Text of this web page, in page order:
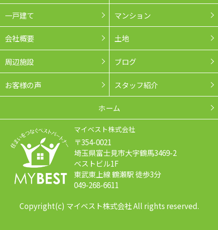
一戸建て マンション
会社概要 土地
周辺施設 ブログ
お客様の声 スタッフ紹介
ホーム
マイベスト株式会社
〒354-0021
埼玉県富士見市大字鶴馬3469-2
ベストビル1F
東武東上線 鶴瀬駅 徒歩3分
049-268-6611
Copyright(c) マイベスト株式会社 All rights reserved.